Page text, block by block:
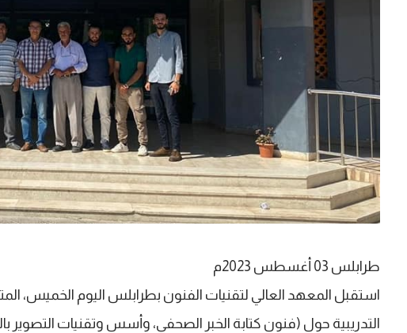
طرابلس 03 أغسطس 2023م
استقبل المعهد العالي لتقنيات الفنون بطرابلس اليوم الخميس،
التدريبية حول (فنون كتابة الخبر الصحفي، وأسس وتقنيات التصوير